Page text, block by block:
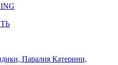
Паралия Катерини,